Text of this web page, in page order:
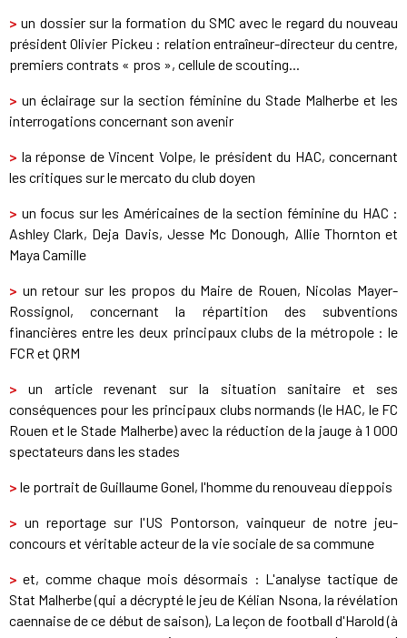
>un dossier sur la formation du SMC avec le regard du nouveau
président Olivier Pickeu : relation entraîneur-directeur du centre,
premiers contrats « pros », cellule de scouting...
> un éclairage sur la section féminine du Stade Malherbe et les
interrogations concernant son avenir
> la réponse de Vincent Volpe, le président du HAC, concernant
les critiques sur le mercato du club doyen
> un focus sur les Américaines de la section féminine du HAC :
Ashley Clark, Deja Davis, Jesse Mc Donough, Allie Thornton et
Maya Camille
> un retour sur les propos du Maire de Rouen, Nicolas Mayer-
Rossignol, concernant la répartition des subventions
financières entre les deux principaux clubs de la métropole : le
FCR et QRM
> un article revenant sur la situation sanitaire et ses
conséquences pour les principaux clubs normands (le HAC, le FC
Rouen et le Stade Malherbe) avec la réduction de la jauge à 1 000
spectateurs dans les stades
> le portrait de Guillaume Gonel, l'homme du renouveau dieppois
> un reportage sur l'US Pontorson, vainqueur de notre jeu-
concours et véritable acteur de la vie sociale de sa commune
> et, comme chaque mois désormais : L'analyse tactique de
Stat Malherbe (qui a décrypté le jeu de Kélian Nsona, la révélation
caennaise de ce début de saison), La leçon de football d'Harold (à